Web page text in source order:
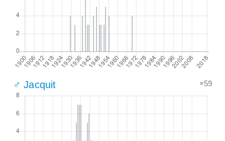
♂ Jacquit ×59